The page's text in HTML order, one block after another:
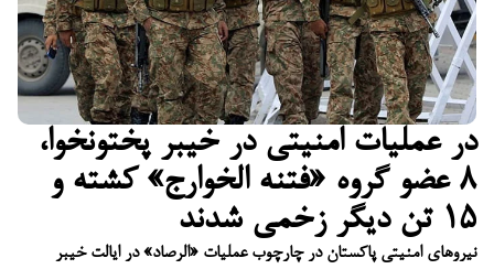
در عملیات امنیتی در خیبر پختونخوا،
۸ عضو گروه «فتنه الخوارج» کشته و
۱۵ تن دیگر زخمی شدند
نیروهای امنیتی پاکستان در چارچوب عملیات «الرصاد» در ایالت خیبر